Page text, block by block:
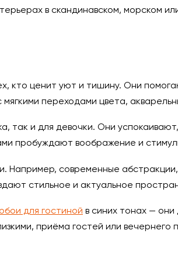
в скандинавском, морском
кто ценит уют и тишину. Они
переходами цвета,
так и для девочки. Они
пробуждают воображение и
Например, современные
стильное и актуальное
для гостиной в синих тонах —
приёма гостей или вечернего